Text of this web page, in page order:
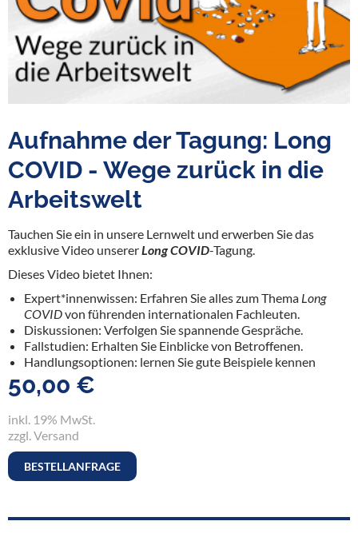
Aufnahme der Tagung: Long
COVID - Wege zurück in die
Arbeitswelt
Tauchen Sie ein in unsere Lernwelt und erwerben Sie das
exklusive Video unsererLong COVID-Tagung.
Dieses Video bietet Ihnen:
Expert*innenwissen: Erfahren Sie alles zum Thema Long
COVIDvon führenden internationalen Fachleuten.
Diskussionen: Verfolgen Sie spannende Gespräche.
Fallstudien: Erhalten Sie Einblicke von Betroffenen.
Handlungsoptionen: lernen Sie gute Beispiele kennen
50,00 €
inkl. 19% MwSt.
zzgl. Versand
BESTELLANFRAGE